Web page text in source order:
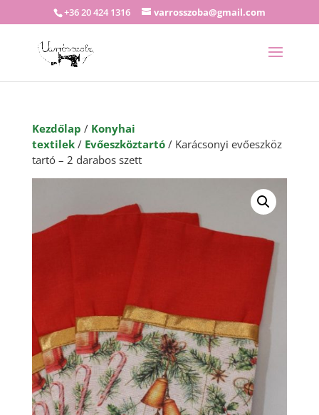
+36 20 424 1316 varrosszoba@gmail.com
Kezdőlap / Konyhai
textilek/ Evőeszköztartó/ Karácsonyi evőeszköz
tartó – 2 darabos szett